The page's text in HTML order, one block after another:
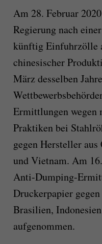
Am 28. Februar
Regierung nach
künftig Einfuhrzölle
chinesischer
März desselben
Ermittlungen
Praktiken bei
gegen Hersteller
und Vietnam. Am
Anti-Dumping-
Druckerpapier
Brasilien,
aufgenommen.